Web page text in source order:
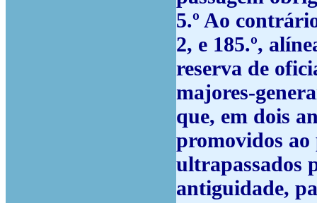
5.º Ao
2, e 185.º,
reserva de
majores-
que, em dois
promovidos ao
ultrapassados
antiguidade,